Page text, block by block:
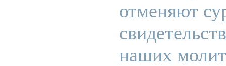
отменяют
наших